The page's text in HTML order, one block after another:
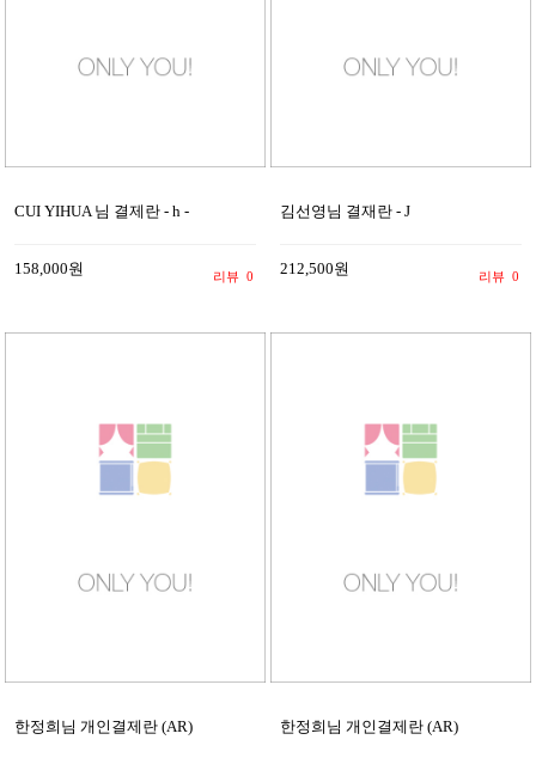
CUI YIHUA 님 결제란 - h -
158,000원 리뷰 0
김선영님 결재란 - J
212,500원 리뷰 0
한정희님 개인결제란 (AR) 한정희님 개인결제란 (AR)